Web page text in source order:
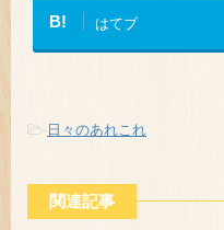
B! はてブ
- 日々のあれこれ
関連記事